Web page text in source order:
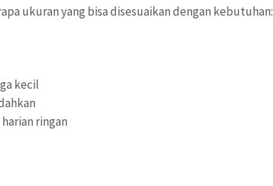
ukuran yang bisa disesuaikan dengan kebutuhan:
kecil
ringan